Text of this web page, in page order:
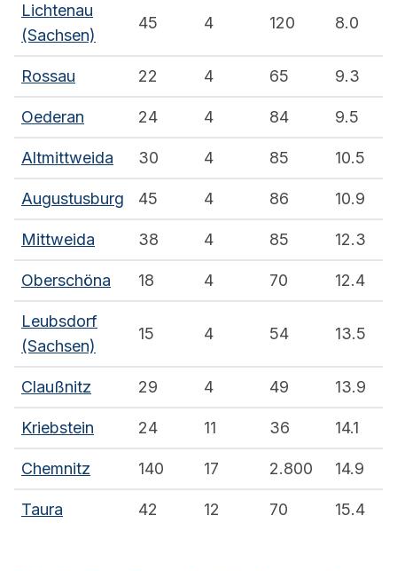
Lichtenau
(Sachsen)
45 4 120 8.0
Rossau 22 4 65 9.3
Oederan 24 4 84 9.5
Altmittweida 30 4 85 10.5
Augustusburg 45 4 86 10.9
Mittweida 38 4 85 12.3
Oberschöna 18 4 70 12.4
Leubsdorf
(Sachsen)
15 4 54 13.5
Claußnitz 29 4 49 13.9
Kriebstein 24 11 36 14.1
Chemnitz 140 17 2.800 14.9
Taura 42 12 70 15.4